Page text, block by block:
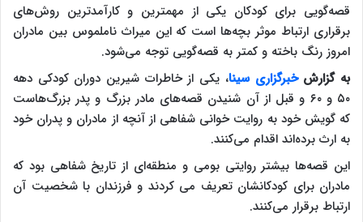
قصه‌گویی برای کودکان یکی از مهمترین و کارآمدترین روش‌های
برقراری ارتباط موثر بچه‌ها است که این میراث ناملموس بین مادران
امروز رنگ باخته و کمتر به قصه‌گویی توجه می‌شود.
به گزارشخبرگزاری سینا، یکی از خاطرات شیرین دوران کودکی دهه
۵۰ و ۶۰ و قبل از آن شنیدن قصه‌های مادر بزرگ و پدر بزرگ‌هاست
که گویش خود به روایت خوانی شفاهی از آنچه از مادران و پدران خود
به ارث برده‌اند اقدام می‌کنند.
این قصه‌ها بیشتر روایتی بومی و منطقه‌ای از تاریخ شفاهی بود که
مادران برای کودکانشان تعریف می کردند و فرزندان با شخصیت آن
ارتباط برقرار می‌کنند.